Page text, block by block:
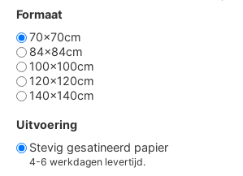
Formaat
70x70cm
84x84cm
100x100cm
120x120cm
140x140cm
Uitvoering
Stevig gesatineerd papier
4-6 werkdagen levertijd.